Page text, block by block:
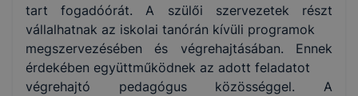
tart fogadóórát. A szülői szervezetek részt
vállalhatnak az iskolai tanórán kívüli programok
megszervezésében és végrehajtásában. Ennek
érdekében együttműködnek az adott feladatot
végrehajtó pedagógus közösséggel. A